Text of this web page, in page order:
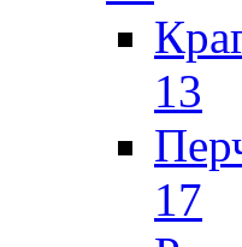
13
17